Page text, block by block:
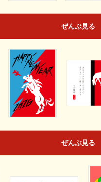
ぜんぶ見る
ぜんぶ見る